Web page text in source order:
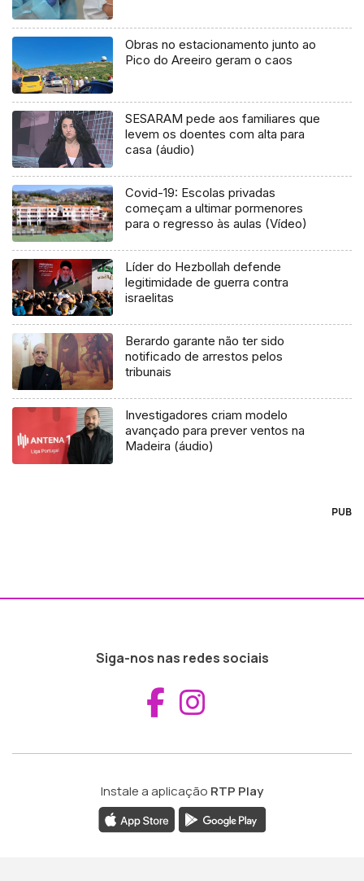
Obras no estacionamento junto ao
Pico do Areeiro geram o caos
SESARAM pede aos familiares que
levem os doentes com alta para
casa (áudio)
Covid-19: Escolas privadas
começam a ultimar pormenores
para o regresso às aulas (Vídeo)
Líder do Hezbollah defende
legitimidade de guerra contra
israelitas
Berardo garante não ter sido
notificado de arrestos pelos
tribunais
Investigadores criam modelo
avançado para prever ventos na
Madeira (áudio)
PUB
Siga-nos nas redes sociais
Aceder ao
Instale a aplicação RTP Play